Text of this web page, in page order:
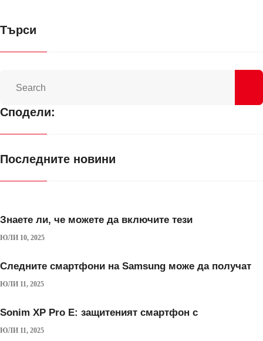
Търси
Сподели:
Последните новини
Знаете ли, че можете да включите тези
ЮЛИ 10, 2025
Следните смартфони на Samsung може да получат
ЮЛИ 11, 2025
Sonim XP Pro E: защитеният смартфон с
ЮЛИ 11, 2025